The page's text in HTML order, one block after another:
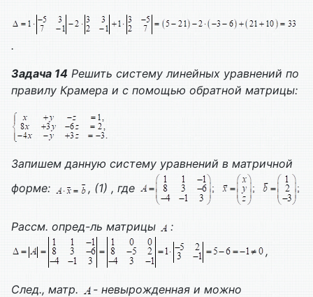
.
Задача 14 Решить систему линейных уравнений по
правилу Крамера и с помощью обратной матрицы:
Запишем данную систему уравнений в матричной
форме:
, (1) , где
Рассм. опред-ль матрицы
:
,
След., матр.
- невырожденная и можно